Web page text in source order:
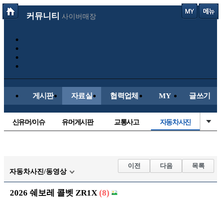
커뮤니티 사이버매장
게시판 자료실 협력업체 MY 글쓰기
신유머/이슈 유머게시판 교통사고 자동차사진
자유사진 군사/무기
트럭/버스 항공/해운/철도
장착시공사진
자동차사진/동영상
이전 다음 목록
2026 쉐보레 콜벳 ZR1X (8)